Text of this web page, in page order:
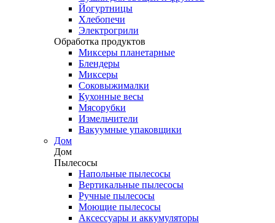
Йогуртницы
Хлебопечи
Электрогрили
Обработка продуктов
Миксеры планетарные
Блендеры
Миксеры
Соковыжималки
Кухонные весы
Мясорубки
Измельчители
Вакуумные упаковщики
Дом
Дом
Пылесосы
Напольные пылесосы
Вертикальные пылесосы
Ручные пылесосы
Моющие пылесосы
Аксессуары и аккумуляторы